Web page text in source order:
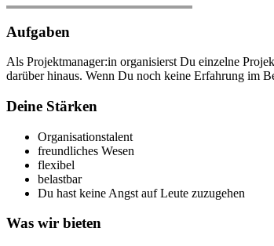
Aufgaben
Als Projektmanager:in organisierst Du einzelne
darüber hinaus. Wenn Du noch keine Erfahrung im
Deine Stärken
Organisationstalent
freundliches Wesen
flexibel
belastbar
Du hast keine Angst auf Leute zuzugehen
Was wir bieten